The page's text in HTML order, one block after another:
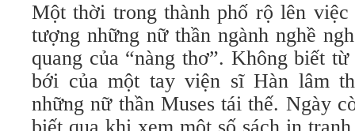
Một thời trong thành phố rộ lên
tượng những nữ thần ngành nghề
quang của “nàng thơ”. Không biết
bới của một tay viện sĩ Hàn lâm
những nữ thần Muses tái thế. Ngày